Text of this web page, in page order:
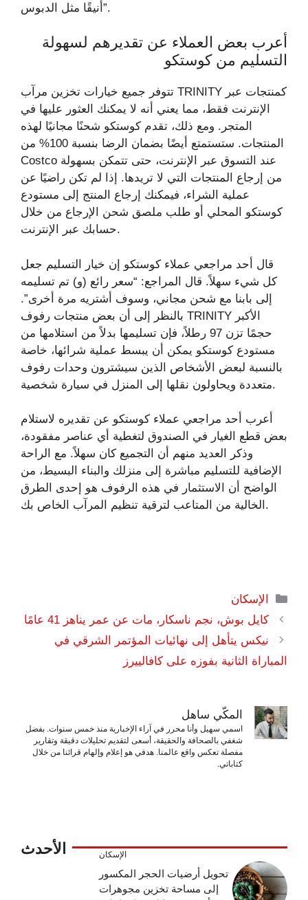
أنيقًا مثل الدبوس”.
أعرب بعض العملاء عن تقديرهم لسهولة
التسليم من كوستكو
تتوفر جميع خيارات تخزين مرآب TRINITY كمنتجات عبر
الإنترنت فقط، مما يعني أنه لا يمكنك العثور عليها في
المتجر. ومع ذلك، تقدم كوستكو شحنًا مجانيًا لهذه
المنتجات. ستستمتع أيضًا بضمان الرضا بنسبة 100% من
Costco عند التسوق عبر الإنترنت، حتى تتمكن بسهولة
من إرجاع المنتجات التي لا تريدها. إذا لم تكن راضيًا عن
عملية الشراء، فيمكنك إرجاع المنتج إلى مستودع
كوستكو المحلي أو طلب ملصق شحن الإرجاع من خلال
حسابك عبر الإنترنت.
قال أحد مراجعي عملاء كوستكو إن خيار التسليم جعل
كل شيء سهلاً. قال المراجع: “سعر رائع (و) تم تسليمه
إلى بابنا مع شحن مجاني، وسوف أشتريه مرة أخرى”.
بالنظر إلى أن بعض منتجات رفوف TRINITY الأكبر
حجمًا تزن 97 رطلاً، فإن تسليمها بدلاً من استلامها من
مستودع كوستكو يمكن أن يبسط عملية شرائها، خاصة
بالنسبة لبعض الأشخاص الذين سيشترون وحدات رفوف
متعددة ويحاولون نقلها إلى المنزل في سيارة شخصية.
أعرب أحد مراجعي عملاء كوستكو عن تقديره لاستلام
بعض قطع الغيار في الصندوق لتغطية أي عناصر مفقودة،
وذكر العديد منهم أن التجميع كان سهلاً. مع الراحة
الإضافية للتسليم مباشرة إلى منزلك والبناء البسيط، من
الواضح أن الاستثمار في هذه الرفوف هو إحدى الطرق
الخالية من المتاعب لترقية تنظيم المرآب الخاص بك.
التصنيفات
الإسكان
كايل بوش، نجم ناسكار، مات عن عمر يناهز 41 عامًا
نيكس يتأهل إلى نهائيات المؤتمر الشرقي في
المباراة الثانية بفوزه على كافالييرز
المكّي ساهل
اسمي سهيل وأنا محرر في آراء الإخبارية منذ خمس سنوات. بفضل
شغفي بالصحافة والحقيقة، أسعى لتقديم تحليلات دقيقة وتقارير
مفصلة تعكس واقع عالمنا. هدفي هو إعلام وإلهام قرائنا من خلال
كتاباتي.
الأحدث الإسكان
تحويل أرضيات الحجر المكسور
إلى مساحة تخزين مجوهرات